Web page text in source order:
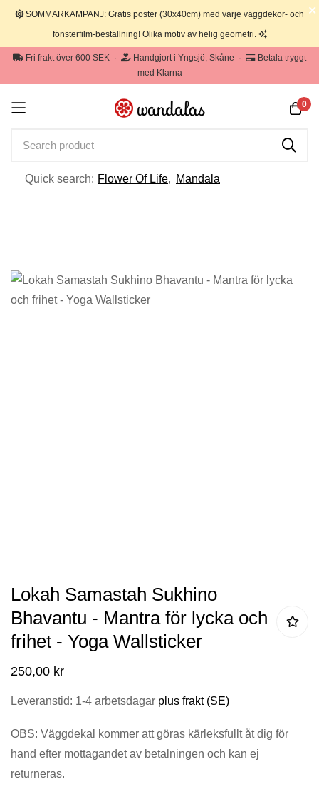
SOMMARKAMPANJ: Gratis poster (30x40cm) med varje väggdekor- och
fönsterfilm-beställning! Olika motiv av helig geometri.
Fri frakt över 600 SEK · Handgjort i Yngsjö, Skåne ·
Betala tryggt
med Klarna
Quick search: Flower Of Life, Mandala
0
Hoppa
till
till
början
av
Lokah Samastah Sukhino
Bhavantu - Mantra för lycka och
frihet - Yoga Wallsticker
250,00 kr
Leveranstid: 1-4 arbetsdagar plus frakt (SE)
OBS: Väggdekal kommer att göras kärleksfullt åt dig för
hand efter mottagandet av betalningen och kan ej
returneras.